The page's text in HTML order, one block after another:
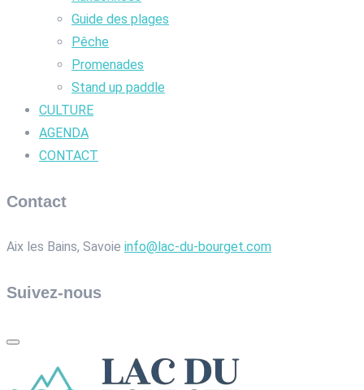
Guide des plages
Pêche
Promenades
Stand up paddle
CULTURE
AGENDA
CONTACT
Contact
Aix les Bains, Savoie info@lac-du-bourget.com
Suivez-nous